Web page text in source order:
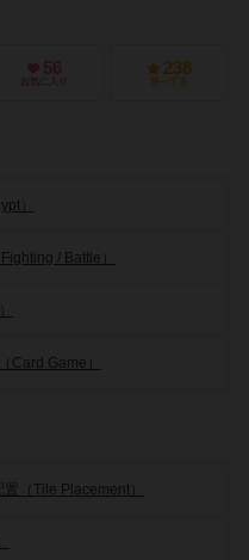
56
お気に入り
238
持ってる
）
/ Battle）
Card Game）
（Tile Placement）